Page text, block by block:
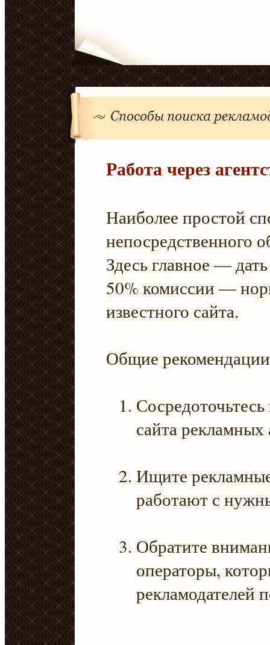
Работа через
Наиболее простой
непосредственного
Здесь главное —
50% комиссии —
известного сайта.
Общие
сайта рекламных
Ищите
работают с
Обратите
операторы,
рекламодателей